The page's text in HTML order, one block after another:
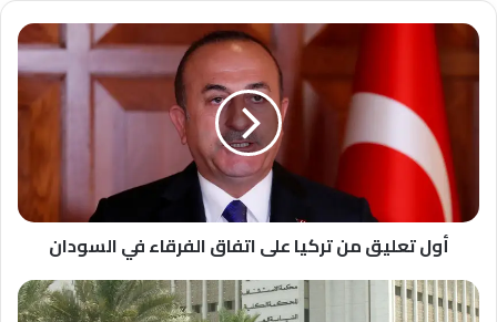
أول
تعليق
من
اتفاق
الفرقاء
السودان
أول تعليق من تركيا على اتفاق الفرقاء في السودان
سلطات
الكويت